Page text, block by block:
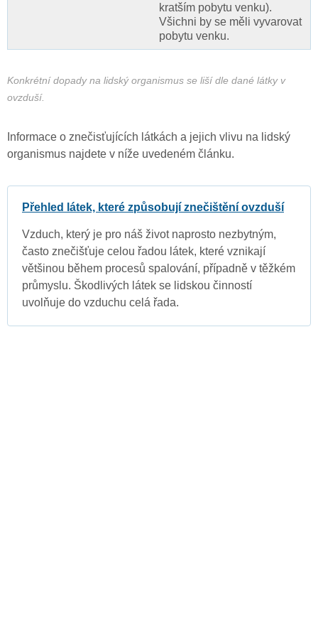
kratším pobytu venku).
Všichni by se měli vyvarovat
pobytu venku.
Konkrétní dopady na lidský organismus se liší dle dané látky v
ovzduší.
Informace o znečisťujících látkách a jejich vlivu na lidský
organismus najdete v níže uvedeném článku.
Přehled látek, které způsobují znečištění ovzduší
Vzduch, který je pro náš život naprosto nezbytným,
často znečišťuje celou řadou látek, které vznikají
většinou během procesů spalování, případně v těžkém
průmyslu. Škodlivých látek se lidskou činností
uvolňuje do vzduchu celá řada.